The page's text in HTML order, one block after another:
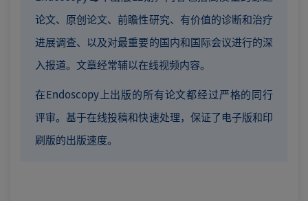
论文、原创论文、前瞻性研究、有价值的诊断和治疗
进展调查、以及对最重要的国内和国际会议进行的深
入报道。文章经常辅以在线视频内容。
在Endoscopy上出版的所有论文都经过严格的同行
评审。基于在线投稿和快速处理，保证了电子版和印
刷版的出版速度。